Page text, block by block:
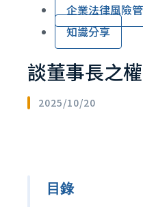
企業法律風險
知識分享
談董事長之
2025/10/20
目錄